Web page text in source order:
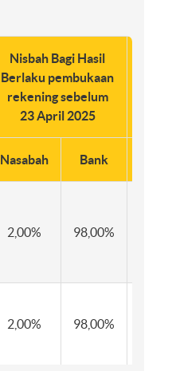
Nisbah Bagi Hasil
Berlaku pembukaan
rekening sebelum
23 April 2025
Nasabah Bank
2,00% 98,00%
2,00% 98,00%